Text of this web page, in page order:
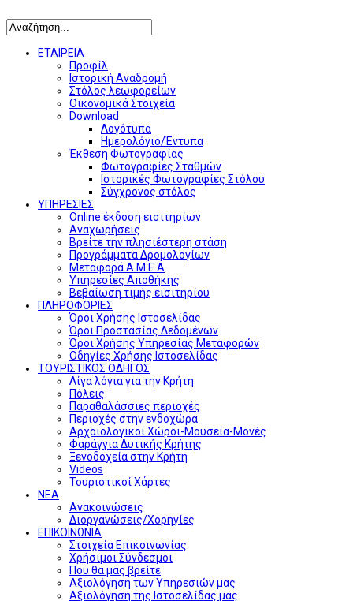
ΕΤΑΙΡΕΙΑ
Προφίλ
Ιστορική Αναδρομή
Στόλος λεωφορείων
Οικονομικά Στοιχεία
Download
Λογότυπα
Ημερολόγιο/Έντυπα
Έκθεση Φωτογραφίας
Φωτογραφίες Σταθμών
Ιστορικές Φωτογραφίες Στόλου
Σύγχρονος στόλος
ΥΠΗΡΕΣΙΕΣ
Online έκδοση εισιτηρίων
Αναχωρήσεις
Βρείτε την πλησιέστερη στάση
Προγράμματα Δρομολογίων
Μεταφορά Α.Μ.Ε.Α
Υπηρεσίες Αποθήκης
Βεβαίωση τιμής εισιτηρίου
ΠΛΗΡΟΦΟΡΙΕΣ
Όροι Χρήσης Ιστοσελίδας
Όροι Προστασίας Δεδομένων
Όροι Χρήσης Υπηρεσίας Μεταφορών
Οδηγίες Χρήσης Ιστοσελίδας
ΤΟΥΡΙΣΤΙΚΟΣ ΟΔΗΓΟΣ
Λίγα λόγια για την Κρήτη
Πόλεις
Παραθαλάσσιες περιοχές
Περιοχές στην ενδοχώρα
Αρχαιολογικοί Χώροι-Μουσεία-Μονές
Φαράγγια Δυτικής Κρήτης
Ξενοδοχεία στην Κρήτη
Videos
Τουριστικοί Χάρτες
ΝΕΑ
Ανακοινώσεις
Διοργανώσεις/Χορηγίες
ΕΠΙΚΟΙΝΩΝΙΑ
Στοιχεία Επικοινωνίας
Χρήσιμοι Σύνδεσμοι
Που θα μας βρείτε
Αξιολόγηση των Υπηρεσιών μας
Αξιολόγηση της Ιστοσελίδας μας